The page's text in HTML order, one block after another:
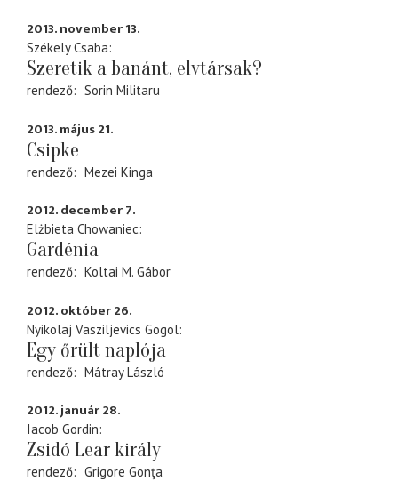
2013. november 13.
Székely Csaba
Szeretik a banánt, elvtársak?
rendező Sorin Militaru
2013. május 21.
Csipke
rendező Mezei Kinga
2012. december 7.
Elżbieta Chowaniec
Gardénia
rendező Koltai M. Gábor
2012. október 26.
Nyikolaj Vasziljevics Gogol
Egy őrült naplója
rendező Mátray László
2012. január 28.
Iacob Gordin
Zsidó Lear király
rendező Grigore Gonţa